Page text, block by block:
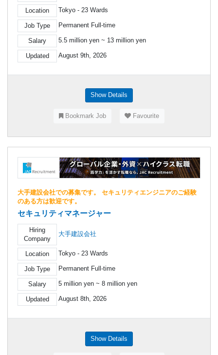
Location Tokyo - 23 Wards
Job Type Permanent Full-time
Salary 5.5 million yen ~ 13 million yen
Updated August 9th, 2026
Show Details
Bookmark Job Favourite
大手建設会社での募集です。 セキュリティエンジニアのご経験
のある方は歓迎です。
セキュリティマネージャー
Hiring
Company
大手建設会社
Location Tokyo - 23 Wards
Job Type Permanent Full-time
Salary 5 million yen ~ 8 million yen
Updated August 8th, 2026
Show Details